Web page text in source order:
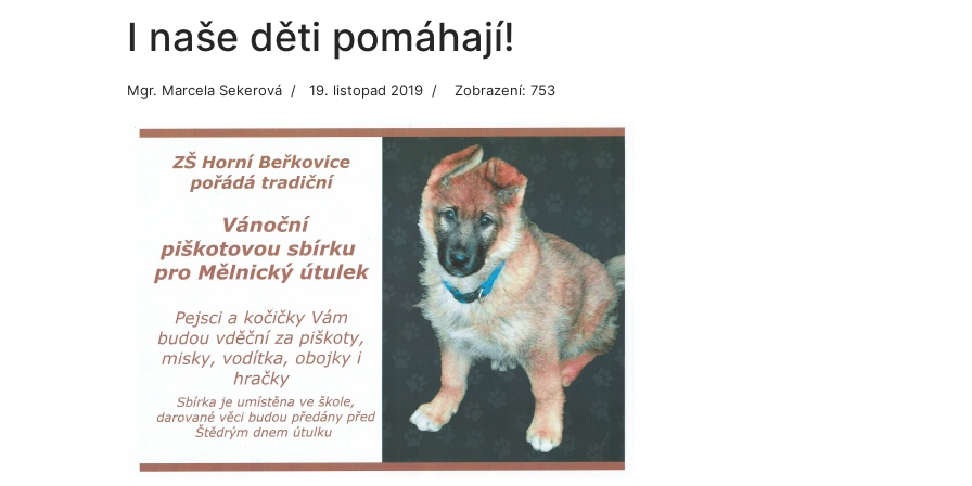
I naše děti pomáhají!
Mgr. Marcela Sekerová 19. listopad 2019 Zobrazení: 753